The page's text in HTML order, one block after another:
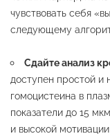
чувствовать себя
следующему
Сдайте анализ
доступен простой и
гомоцистеина в
показатели до 15
и высокой